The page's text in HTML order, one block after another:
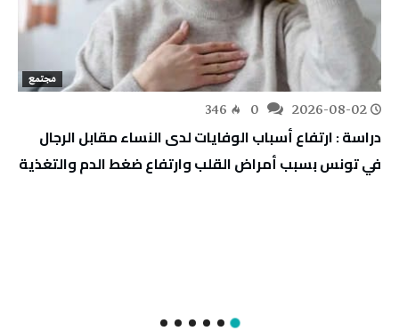
مجتمع
2026-08-02
346
دراسة : ارتفاع أسباب الوفايات لدى النساء مقابل الرجال
في تونس بسبب أمراض القلب وارتفاع ضغط الدم والتغذية